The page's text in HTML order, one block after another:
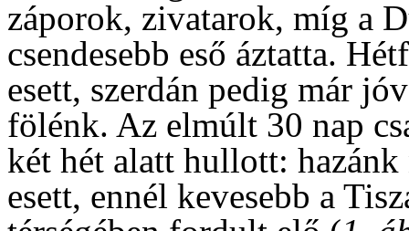
záporok, zivatarok, míg a
csendesebb eső áztatta.
esett, szerdán pedig már
fölénk. Az elmúlt 30 nap
két hét alatt hullott:
esett, ennél kevesebb a